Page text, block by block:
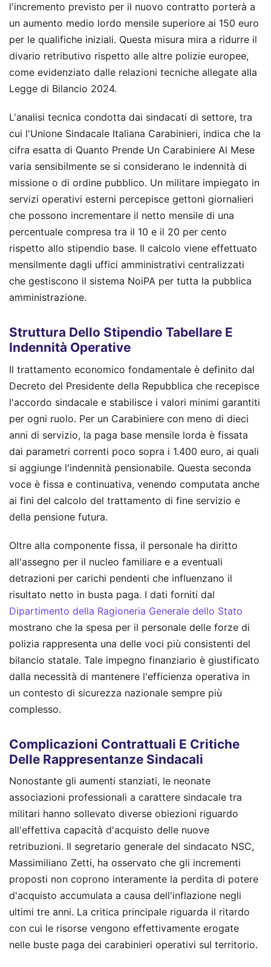
l'incremento previsto per il nuovo contratto porterà a
un aumento medio lordo mensile superiore ai 150 euro
per le qualifiche iniziali. Questa misura mira a ridurre il
divario retributivo rispetto alle altre polizie europee,
come evidenziato dalle relazioni tecniche allegate alla
Legge di Bilancio 2024.
L'analisi tecnica condotta dai sindacati di settore, tra
cui l'Unione Sindacale Italiana Carabinieri, indica che la
cifra esatta di Quanto Prende Un Carabiniere Al Mese
varia sensibilmente se si considerano le indennità di
missione o di ordine pubblico. Un militare impiegato in
servizi operativi esterni percepisce gettoni giornalieri
che possono incrementare il netto mensile di una
percentuale compresa tra il 10 e il 20 per cento
rispetto allo stipendio base. Il calcolo viene effettuato
mensilmente dagli uffici amministrativi centralizzati
che gestiscono il sistema NoiPA per tutta la pubblica
amministrazione.
Struttura Dello Stipendio Tabellare E
Indennità Operative
Il trattamento economico fondamentale è definito dal
Decreto del Presidente della Repubblica che recepisce
l'accordo sindacale e stabilisce i valori minimi garantiti
per ogni ruolo. Per un Carabiniere con meno di dieci
anni di servizio, la paga base mensile lorda è fissata
dai parametri correnti poco sopra i 1.400 euro, ai quali
si aggiunge l'indennità pensionabile. Questa seconda
voce è fissa e continuativa, venendo computata anche
ai fini del calcolo del trattamento di fine servizio e
della pensione futura.
Oltre alla componente fissa, il personale ha diritto
all'assegno per il nucleo familiare e a eventuali
detrazioni per carichi pendenti che influenzano il
risultato netto in busta paga. I dati forniti dal
Dipartimento della Ragioneria Generale dello Stato
mostrano che la spesa per il personale delle forze di
polizia rappresenta una delle voci più consistenti del
bilancio statale. Tale impegno finanziario è giustificato
dalla necessità di mantenere l'efficienza operativa in
un contesto di sicurezza nazionale sempre più
complesso.
Complicazioni Contrattuali E Critiche
Delle Rappresentanze Sindacali
Nonostante gli aumenti stanziati, le neonate
associazioni professionali a carattere sindacale tra
militari hanno sollevato diverse obiezioni riguardo
all'effettiva capacità d'acquisto delle nuove
retribuzioni. Il segretario generale del sindacato NSC,
Massimiliano Zetti, ha osservato che gli incrementi
proposti non coprono interamente la perdita di potere
d'acquisto accumulata a causa dell'inflazione negli
ultimi tre anni. La critica principale riguarda il ritardo
con cui le risorse vengono effettivamente erogate
nelle buste paga dei carabinieri operativi sul territorio.